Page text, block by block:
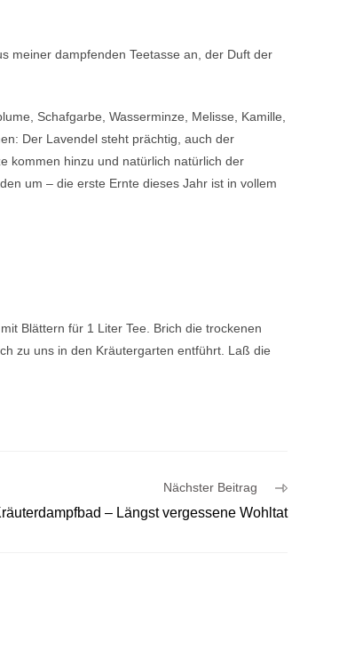
meiner dampfenden Teetasse an, der Duft der
Schafgarbe, Wasserminze, Melisse, Kamille,
Der Lavendel steht prächtig, auch der
kommen hinzu und natürlich natürlich der
um – die erste Ernte dieses Jahr ist in vollem
Blättern für 1 Liter Tee. Brich die trockenen
zu uns in den Kräutergarten entführt. Laß die
Nächster Beitrag
– Längst vergessene Wohltat